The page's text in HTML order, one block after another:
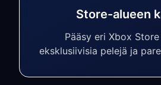
Store-alueen
Pääsy eri Xbox
eksklusiivisia pelejä ja